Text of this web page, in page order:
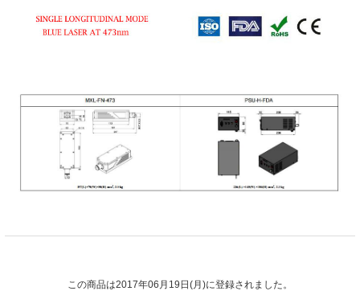
この商品は2017年06月19日(月)に登録されました。